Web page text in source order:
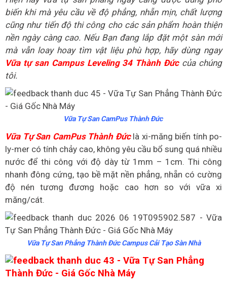
biến khi mà yêu cầu về độ phẳng, nhẵn mịn, chất lượng
cũng như tiến độ thi công cho các sản phẩm hoàn thiện
nền ngày càng cao. Nếu Bạn đang lắp đặt một sàn mới
mà vẫn loay hoay tìm vật liệu phù hợp, hãy dùng ngay
Vữa tự san Campus Leveling 34 Thành Đứccủa chúng
tôi.
Vữa Tự San CamPus Thành Đức
Vữa Tự San CamPus Thành Đức là xi-măng biến tính po-
ly-mer có tính chảy cao, không yêu cầu bổ sung quá nhiều
nước để thi công với độ dày từ 1mm – 1cm. Thi công
nhanh đông cứng, tạo bề mặt nền phẳng, nhẵn có cường
độ nén tương đương hoặc cao hơn so với vữa xi
măng/cát.
Vữa Tự San Phẳng Thành Đức Campus Cải Tạo Sàn Nhà